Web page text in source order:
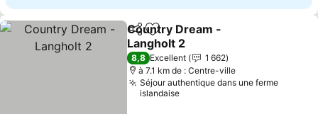
PartagerAjouter à mes favoris
Country Dream -
Langholt 2
Consulter les prix
8,8 Excellent
1 662
à 7.1 km de : Centre-ville
Séjour authentique dans une ferme
islandaise